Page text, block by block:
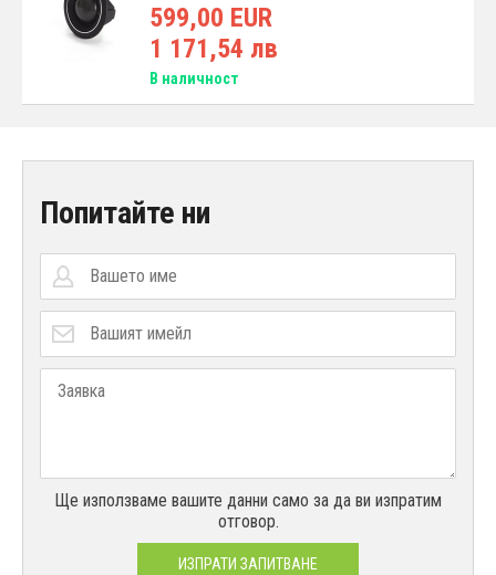
599,00 EUR
1 171,54 лв
В наличност
Попитайте ни
Ще използваме вашите данни само за да ви изпратим
отговор.
ИЗПРАТИ ЗАПИТВАНЕ